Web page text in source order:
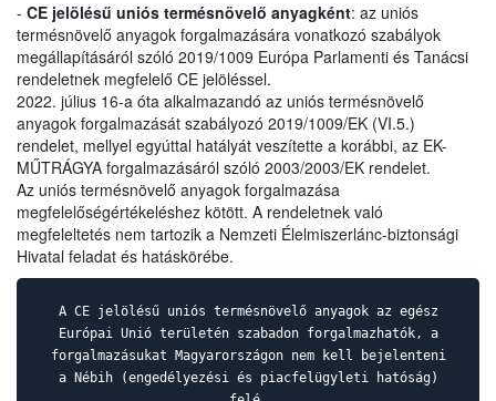
- CE jelölésű uniós termésnövelő anyagként: az uniós
termésnövelő anyagok forgalmazására vonatkozó szabályok
megállapításáról szóló 2019/1009 Európa Parlamenti és Tanácsi
rendeletnek megfelelő CE jelöléssel.
2022. július 16-a óta alkalmazandó az uniós termésnövelő
anyagok forgalmazását szabályozó 2019/1009/EK (VI.5.)
rendelet, mellyel egyúttal hatályát veszítette a korábbi, az EK-
MŰTRÁGYA forgalmazásáról szóló 2003/2003/EK rendelet.
Az uniós termésnövelő anyagok forgalmazása
megfelelőségértékeléshez kötött. A rendeletnek való
megfeleltetés nem tartozik a Nemzeti Élelmiszerlánc-biztonsági
Hivatal feladat és hatáskörébe.
A CE jelölésű uniós termésnövelő anyagok az egész
Európai Unió területén szabadon forgalmazhatók, a
forgalmazásukat Magyarországon nem kell bejelenteni
a Nébih (engedélyezési és piacfelügyleti hatóság)